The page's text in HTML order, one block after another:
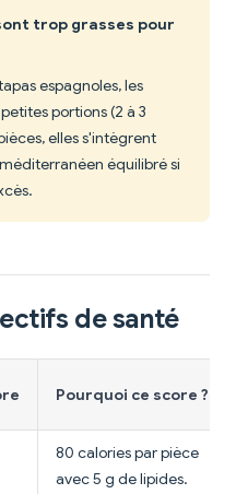
trop grasses pour
espagnoles, les
portions (2 à 3
elles s'intègrent
équilibré si
de santé
Pourquoi ce score ?
80 calories par pièce
avec 5 g de lipides.